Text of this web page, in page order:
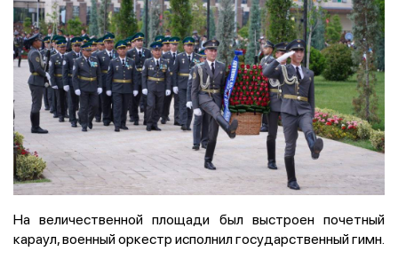
На величественной площади был выстроен почетный
караул, военный оркестр исполнил государственный гимн.